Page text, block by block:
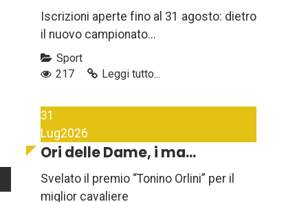
Iscrizioni aperte fino al 31 agosto: dietro
il nuovo campionato...
Sport
217
Leggi tutto...
31
Lug2026
Ori delle Dame, i ma...
Svelato il premio “Tonino Orlini” per il
miglior cavaliere